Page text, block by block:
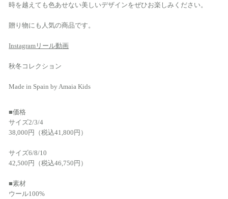
時を越えても色あせない美しいデザインをぜひお楽しみください。
贈り物にも人気の商品です。
Instagramリール動画
秋冬コレクション
Made in Spain by Amaia Kids
■価格
サイズ2/3/4
38,000円（税込41,800円）
サイズ6/8/10
42,500円（税込46,750円）
■素材
ウール100%